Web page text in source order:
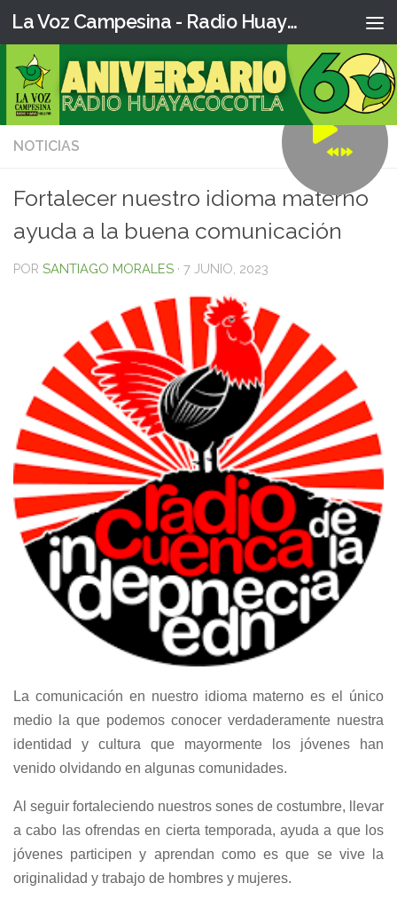
La Voz Campesina - Radio Huaya
NOTICIAS
Fortalecer nuestro idioma materno
ayuda a la buena comunicación
POR SANTIAGO MORALES · 7 JUNIO, 2023
La comunicación en nuestro idioma materno es el único
medio la que podemos conocer verdaderamente nuestra
identidad y cultura que mayormente los jóvenes han
venido olvidando en algunas comunidades.
Al seguir fortaleciendo nuestros sones de costumbre, llevar
a cabo las ofrendas en cierta temporada, ayuda a que los
jóvenes participen y aprendan como es que se vive la
originalidad y trabajo de hombres y mujeres.